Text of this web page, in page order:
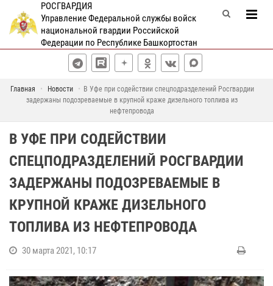
РОСГВАРДИЯ
Управление Федеральной службы войск
национальной гвардии Российской
Федерации по Республике Башкортостан
Главная Новости
В Уфе при содействии спецподразделений Росгвардии
задержаны подозреваемые в крупной краже дизельного топлива из
нефтепровода
В УФЕ ПРИ СОДЕЙСТВИИ
СПЕЦПОДРАЗДЕЛЕНИЙ РОСГВАРДИИ
ЗАДЕРЖАНЫ ПОДОЗРЕВАЕМЫЕ В
КРУПНОЙ КРАЖЕ ДИЗЕЛЬНОГО
ТОПЛИВА ИЗ НЕФТЕПРОВОДА
30 марта 2021, 10:17